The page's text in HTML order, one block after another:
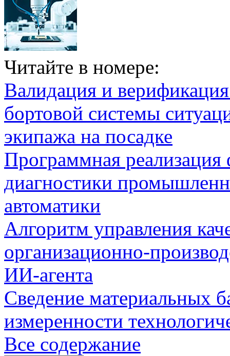
Читайте в номере:
Валидация и
бортовой системы
экипажа на посадке
Программная
диагностики
автоматики
Алгоритм управления
организационно-
ИИ-агента
Сведение материальных
измеренности
Все содержание